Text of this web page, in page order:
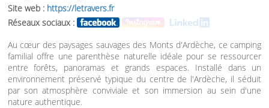
Site web : https://letravers.fr
Réseaux sociaux :
Au cœur des paysages sauvages des Monts d'Ardèche, ce camping
familial offre une parenthèse naturelle idéale pour se ressourcer
entre forêts, panoramas et grands espaces. Installé dans un
environnement préservé typique du centre de l'Ardèche, il séduit
par son atmosphère conviviale et son immersion au sein d'une
nature authentique.